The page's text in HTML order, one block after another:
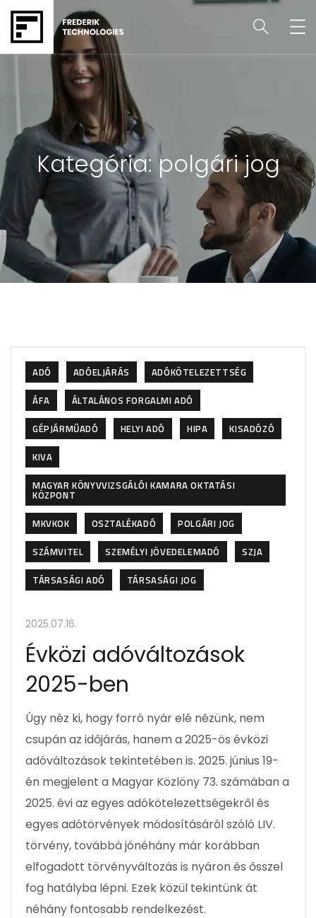
Kategória:polgári jog
ADÓ ADÓELJÁRÁS
ADÓKÖTELEZETTSÉG
ÁFA
ÁLTALÁNOS FORGALMI ADÓ
GÉPJÁRMŰADÓ
HELYI ADÓ HIPA
KISADÓZÓ
KIVA
MAGYAR KÖNYVVIZSGÁLÓI KAMARA OKTATÁSI
KÖZPONT
MKVKOK
OSZTALÉKADÓ
POLGÁRI JOG
SZÁMVITEL
SZEMÉLYI JÖVEDELEMADÓ
SZJA
TÁRSASÁGI ADÓ
TÁRSASÁGI JOG
2025.07.16.
Évközi adóváltozások
2025-ben
Úgy néz ki, hogy forró nyár elé nézünk, nem
csupán az időjárás, hanem a 2025-ös évközi
adóváltozások tekintetében is. 2025. június 19-
én megjelent a Magyar Közlöny 73. számában a
2025. évi az egyes adókötelezettségekről és
egyes adótörvények módosításáról szóló LIV.
törvény, továbbá jónéhány már korábban
elfogadott törvényváltozás is nyáron és ősszel
fog hatályba lépni. Ezek közül tekintünk át
néhány fontosabb rendelkezést.